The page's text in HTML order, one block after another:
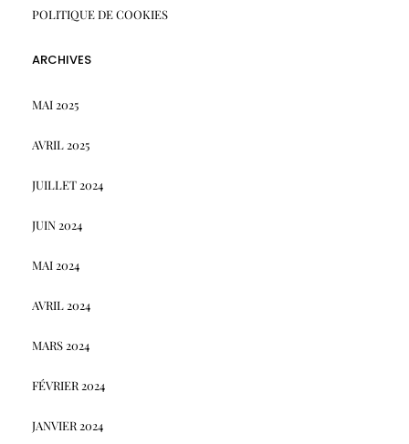
POLITIQUE DE COOKIES
ARCHIVES
MAI 2025
AVRIL 2025
JUILLET 2024
JUIN 2024
MAI 2024
AVRIL 2024
MARS 2024
FÉVRIER 2024
JANVIER 2024